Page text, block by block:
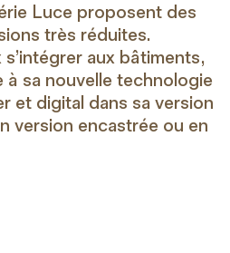
Luce proposent des
très réduites.
aux bâtiments,
sa nouvelle technologie
et digital dans sa version
version encastrée ou en